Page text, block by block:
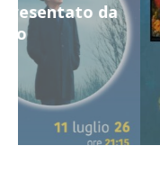
“Il respiro del